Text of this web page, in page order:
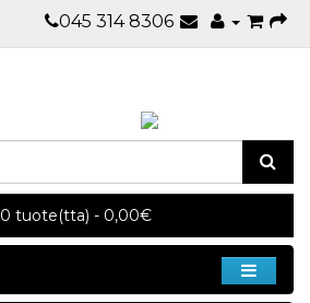
045 314 8306
0 tuote(tta) - 0,00€